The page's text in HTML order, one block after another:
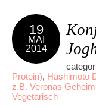
19
MAI
2014
Protein), Hashimoto
z.B. Veronas
Vegetarisch